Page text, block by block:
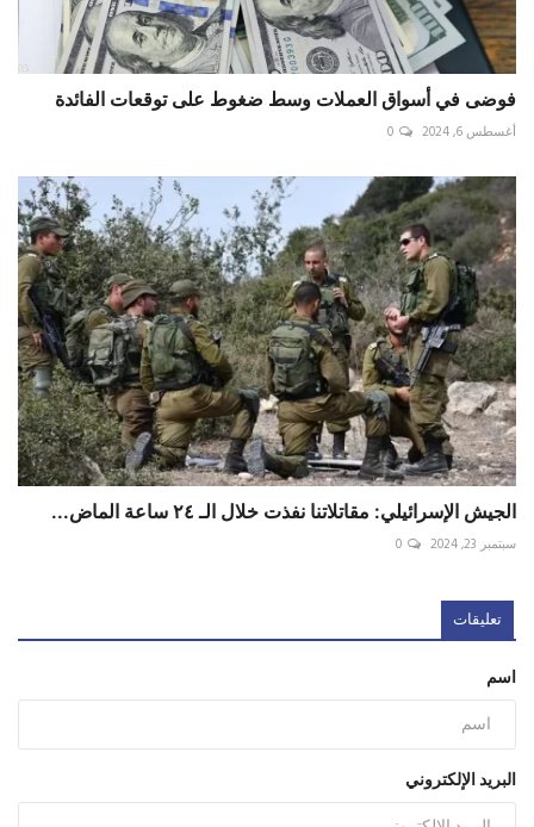
فوضى في أسواق العملات وسط ضغوط على توقعات الفائدة
أغسطس 6, 2024 0
الجيش الإسرائيلي: مقاتلاتنا نفذت خلال الـ ٢٤ ساعة الماض...
سبتمبر 23, 2024 0
تعليقات
اسم
البريد الإلكتروني